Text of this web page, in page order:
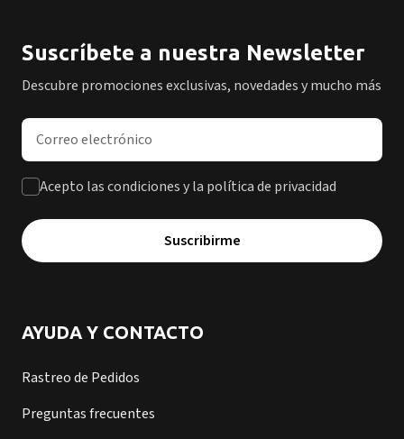
Suscríbete a nuestra Newsletter
Descubre promociones exclusivas, novedades y mucho más
Dirección de correo electrónico
Acepto las condiciones y la política de privacidad
Suscribirme
AYUDA Y CONTACTO
Rastreo de Pedidos
Preguntas frecuentes